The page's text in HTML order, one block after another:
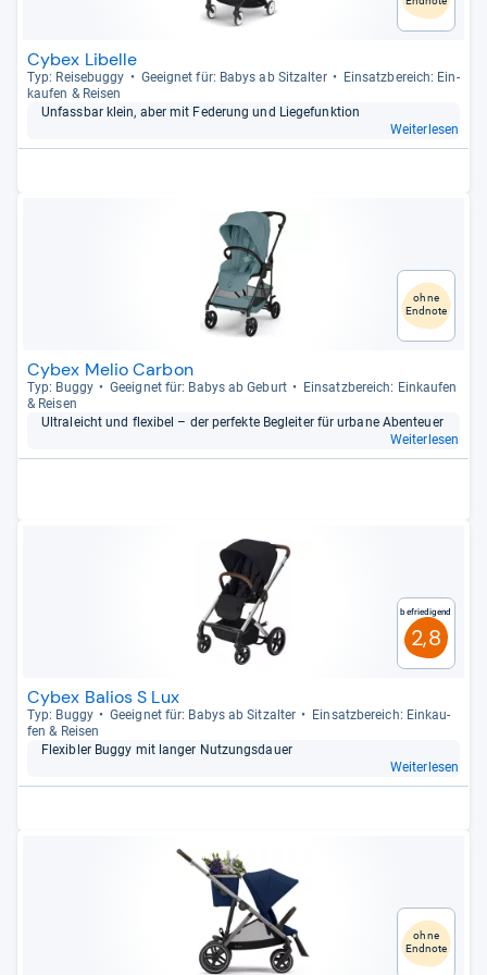
Cybex Libelle
Typ: Rei­se­buggy Geeig­net für: Babys ab Sitz­al­ter
Ein­satz­be­reich: Ein­
kau­fen & Rei­sen
Unfass­bar klein, aber mit Fede­rung und Lie­ge­funk­tion
Weiterlesen
ohne
Endnote
Cybex Melio Carbon
Typ: Buggy Geeig­net für: Babys ab Geburt
Ein­satz­be­reich: Ein­kau­fen
& Rei­sen
Ultra­leicht und fle­xi­bel – der per­fekte Beglei­ter für urbane Aben­teuer
Weiterlesen
Befriedigend
2,8
Cybex Balios S Lux
Typ: Buggy Geeig­net für: Babys ab Sitz­al­ter
Ein­satz­be­reich: Ein­kau­
fen & Rei­sen
Fle­xibler Buggy mit lan­ger Nut­zungs­dauer
Weiterlesen
ohne
Endnote